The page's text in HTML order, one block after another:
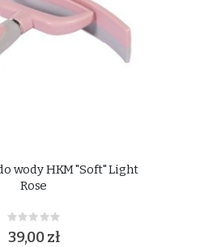
wody HKM "Soft" Light
Rose
Rating:
0%
39,00 zł